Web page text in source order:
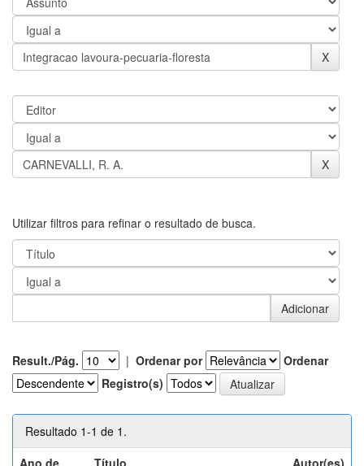
Utilizar filtros para refinar o resultado de busca.
Result./Pág. | Ordenar por
Ordenar
Registro(s)
Resultado 1-1 de 1.
Ano de
Título Autor(es)